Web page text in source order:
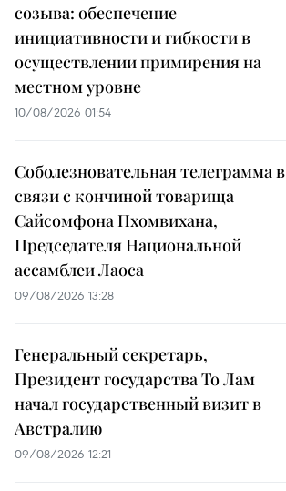
созыва: обеспечение
инициативности и гибкости в
осуществлении примирения на
местном уровне
10/08/2026 01:54
Соболезновательная телеграмма в
связи с кончиной товарища
Сайсомфона Пхомвихана,
Председателя Национальной
ассамблеи Лаоса
09/08/2026 13:28
Генеральный секретарь,
Президент государства То Лам
начал государственный визит в
Австралию
09/08/2026 12:21